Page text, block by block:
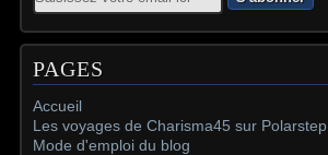
PAGES
Accueil
Les voyages de Charisma45 sur Polarstep
Mode d'emploi du blog